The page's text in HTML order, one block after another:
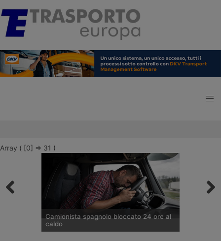
Array ( [0] => 31 )
Camionista spagnolo bloccato 24 ore al
caldo